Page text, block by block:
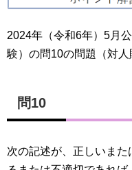
2024年（令和6年）5月
験）の問10の問題（対人
問10
次の記述が、正しいま